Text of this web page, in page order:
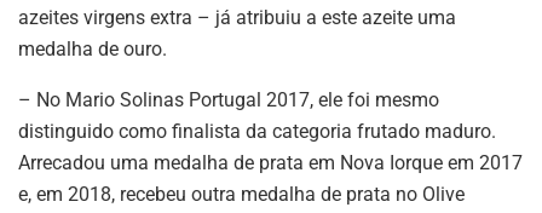
azeites virgens extra – já atribuiu a este azeite uma
medalha de ouro.
– No Mario Solinas Portugal 2017, ele foi mesmo
distinguido como finalista da categoria frutado maduro.
Arrecadou uma medalha de prata em Nova Iorque em 2017
e, em 2018, recebeu outra medalha de prata no Olive